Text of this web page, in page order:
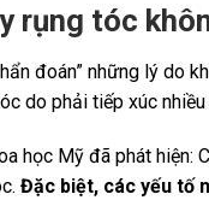
rụng tóc
đoán” những lý do
do phải tiếp xúc
học Mỹ đã phát
Đặc biệt, các yếu tố